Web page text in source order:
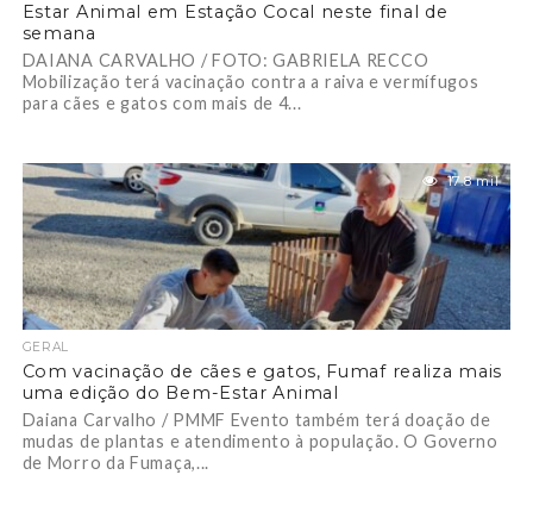
Estar Animal em Estação Cocal neste final de
semana
DAIANA CARVALHO / FOTO: GABRIELA RECCO
Mobilização terá vacinação contra a raiva e vermífugos
para cães e gatos com mais de 4...
17.8 mil
GERAL
Com vacinação de cães e gatos, Fumaf realiza mais
uma edição do Bem-Estar Animal
Daiana Carvalho / PMMF Evento também terá doação de
mudas de plantas e atendimento à população. O Governo
de Morro da Fumaça,...